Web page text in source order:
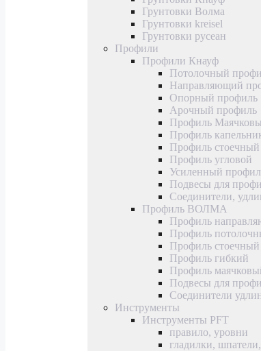
Грунтовки Волма
Грунтовки kreisel
Грунтовки русеан
Профили
Профили Кнауф
Потолочный
Направляющий
Опорный профиль
Арочный профиль
Профиль
Профиль
Профиль стоечный
Профиль угловой
Усиленный
Подвесы для
Соединители,
Профиль ВОЛМА
Профиль
Профиль
Профиль стоечный
Профиль гибкий
Профиль
Подвесы для
Соединители
Инструменты
Инструменты PFT
правило, уровни
гладилки,